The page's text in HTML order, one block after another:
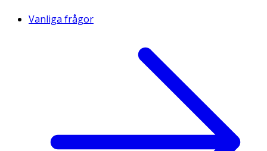
Vanliga frågor